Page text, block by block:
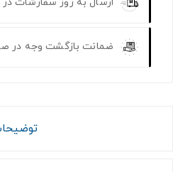
ضمانت بازگشت وجه در